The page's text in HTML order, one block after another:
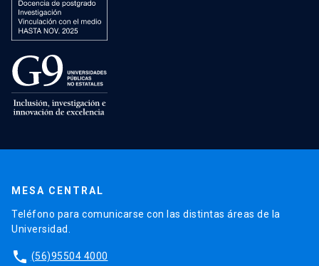
MESA CENTRAL
Teléfono para comunicarse con las distintas áreas de la
Universidad.
phone (56)95504 4000